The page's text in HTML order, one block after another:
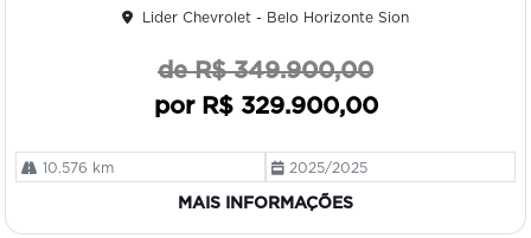
Lider Chevrolet - Belo Horizonte Sion
de R$ 349.900,00
por R$ 329.900,00
10.576 km 2025/2025
MAIS INFORMAÇÕES